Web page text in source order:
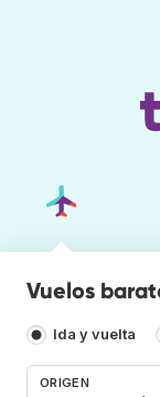
Vuelos
Ida y vuelta
ORIGEN